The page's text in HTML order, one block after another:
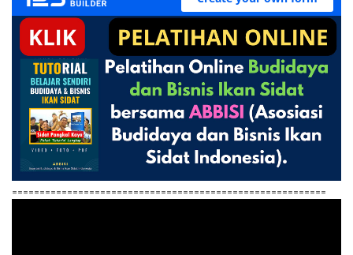
=========================================================